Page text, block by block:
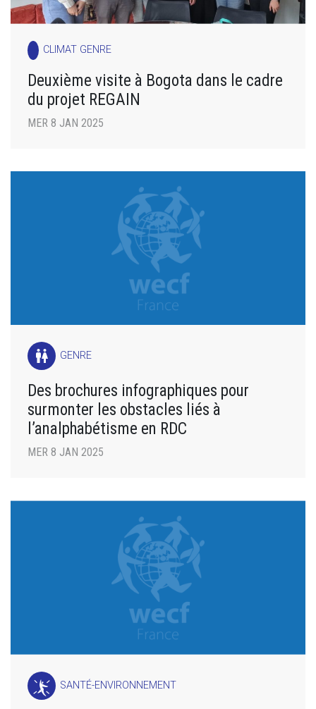
CLIMAT GENRE
Deuxième visite à Bogota dans le cadre
du projet REGAIN
MER 8 JAN 2025
wc GENRE
Des brochures infographiques pour
surmonter les obstacles liés à
l’analphabétisme en RDC
MER 8 JAN 2025
SANTÉ-ENVIRONNEMENT